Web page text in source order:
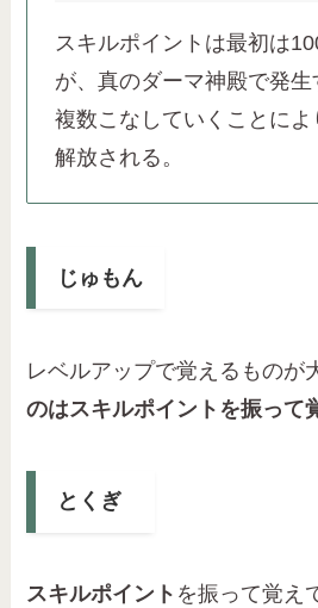
スキルポイントは最初は
が、真のダーマ神殿で発
複数こなしていくことに
解放される。
じゅもん
レベルアップで覚えるものが
のはスキルポイントを振って
とくぎ
スキルポイント を振って覚え